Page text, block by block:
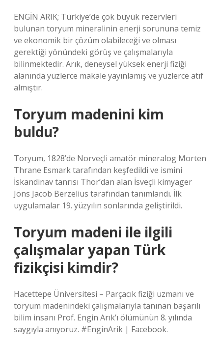
ENGİN ARIK; Türkiye’de çok büyük rezervleri
bulunan toryum mineralinin enerji sorununa temiz
ve ekonomik bir çözüm olabileceği ve olması
gerektiği yönündeki görüş ve çalışmalarıyla
bilinmektedir. Arık, deneysel yüksek enerji fiziği
alanında yüzlerce makale yayınlamış ve yüzlerce atıf
almıştır.
Toryum madenini kim
buldu?
Toryum, 1828’de Norveçli amatör mineralog Morten
Thrane Esmark tarafından keşfedildi ve ismini
İskandinav tanrısı Thor’dan alan İsveçli kimyager
Jöns Jacob Berzelius tarafından tanımlandı. İlk
uygulamalar 19. yüzyılın sonlarında geliştirildi.
Toryum madeni ile ilgili
çalışmalar yapan Türk
fizikçisi kimdir?
Hacettepe Üniversitesi – Parçacık fiziği uzmanı ve
toryum madenindeki çalışmalarıyla tanınan başarılı
bilim insanı Prof. Engin Arık’ı ölümünün 8. yılında
saygıyla anıyoruz. #EnginArik | Facebook.